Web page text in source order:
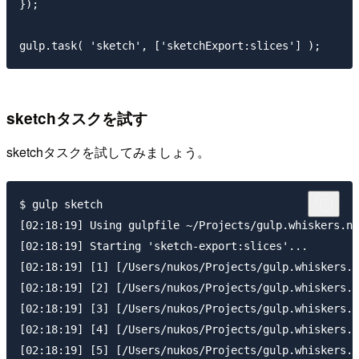
});
sketchタスクを試す
sketchタスクを試してみましょう。
$ gulp sketch
[02:18:19] Using gulpfile ~/Projects/
[02:18:19] Starting 'sketch-export:slices'...
[02:18:19] [1] [/Users/nukos/Projects/
[02:18:19] [2] [/Users/nukos/Projects/
[02:18:19] [3] [/Users/nukos/Projects/
[02:18:19] [4] [/Users/nukos/Projects/
[02:18:19] [5] [/Users/nukos/Projects/